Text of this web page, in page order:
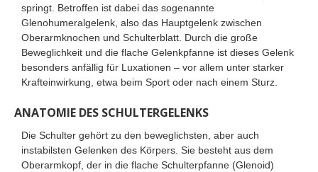
springt. Betroffen ist dabei das sogenannte
Glenohumeralgelenk, also das Hauptgelenk zwischen
Oberarmknochen und Schulterblatt. Durch die große
Beweglichkeit und die flache Gelenkpfanne ist dieses Gelenk
besonders anfällig für Luxationen – vor allem unter starker
Krafteinwirkung, etwa beim Sport oder nach einem Sturz.
ANATOMIE DES SCHULTERGELENKS
Die Schulter gehört zu den beweglichsten, aber auch
instabilsten Gelenken des Körpers. Sie besteht aus dem
Oberarmkopf, der in die flache Schulterpfanne (Glenoid)